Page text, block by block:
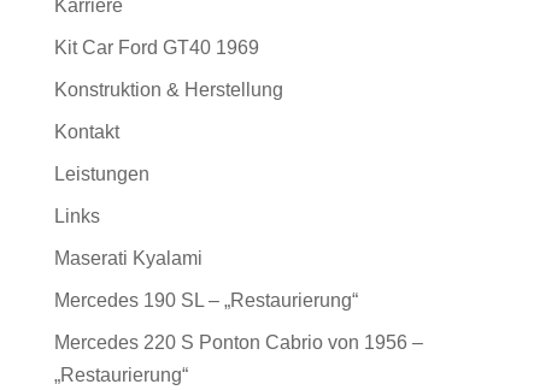
Karriere
Kit Car Ford GT40 1969
Konstruktion & Herstellung
Kontakt
Leistungen
Links
Maserati Kyalami
Mercedes 190 SL – „Restaurierung“
Mercedes 220 S Ponton Cabrio von 1956 –
„Restaurierung“